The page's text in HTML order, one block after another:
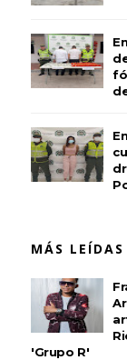
MÁS
'Grupo R'